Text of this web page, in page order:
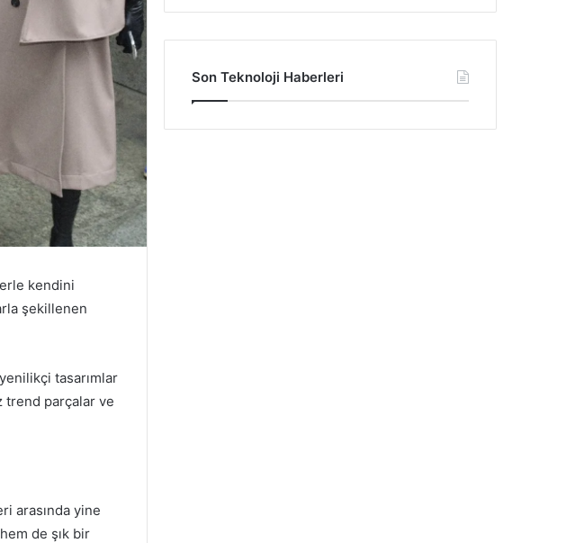
kendini
şekillenen
tasarımlar
trend parçalar ve
arasında yine
de şık bir
Son Teknoloji Haberleri